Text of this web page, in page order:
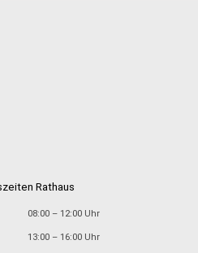
Rathaus
08:00 – 12:00 Uhr
13:00 – 16:00 Uhr